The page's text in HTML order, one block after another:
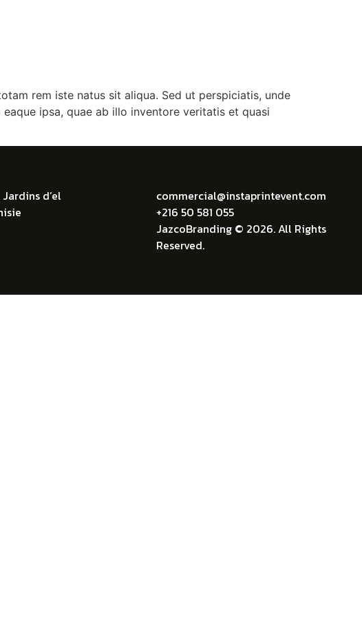
rem iste natus sit aliqua. Sed ut perspiciatis, unde
ipsa, quae ab illo inventore veritatis et quasi
d’el
commercial@instaprintevent.com
+216 50 581 055
JazcoBranding © 2026. All Rights
Reserved.